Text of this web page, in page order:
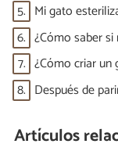
5. Mi gato
6. ¿Cómo saber
7. ¿Cómo criar un
8. Después de
Artículos